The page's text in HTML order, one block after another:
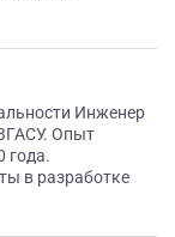
Инженер
Опыт
года.
в разработке